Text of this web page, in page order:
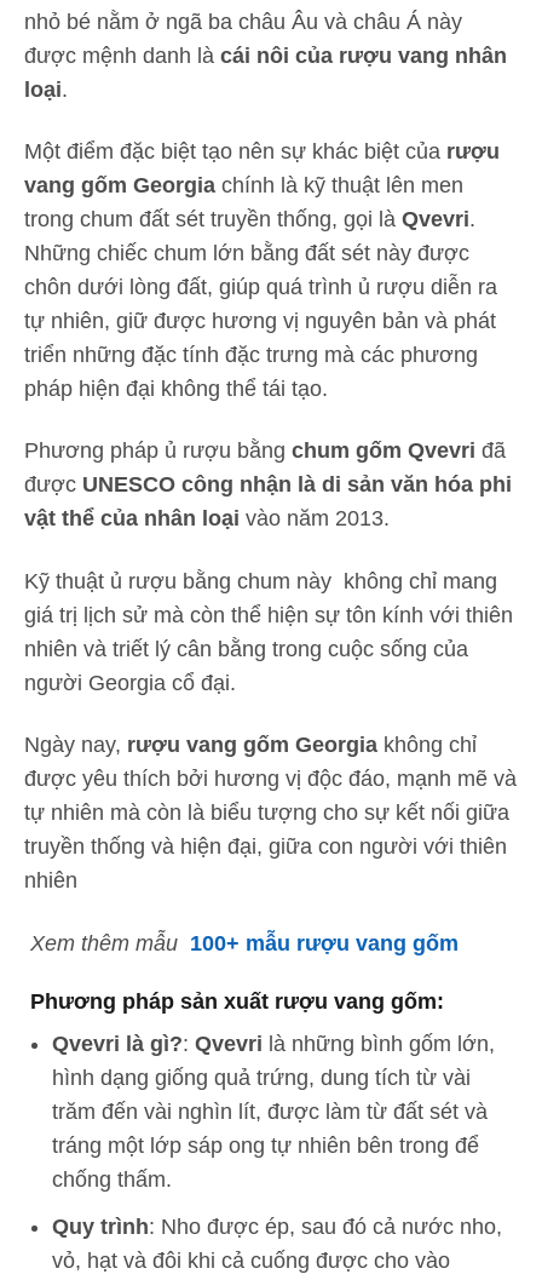
nhỏ bé nằm ở ngã ba châu Âu và châu Á này
được mệnh danh là cái nôi của rượu vang nhân
loại.
Một điểm đặc biệt tạo nên sự khác biệt của rượu
vang gốm Georgia chính là kỹ thuật lên men
trong chum đất sét truyền thống, gọi là Qvevri.
Những chiếc chum lớn bằng đất sét này được
chôn dưới lòng đất, giúp quá trình ủ rượu diễn ra
tự nhiên, giữ được hương vị nguyên bản và phát
triển những đặc tính đặc trưng mà các phương
pháp hiện đại không thể tái tạo.
Phương pháp ủ rượu bằng chum gốm Qvevri đã
được UNESCO công nhận là di sản văn hóa phi
vật thể của nhân loại vào năm 2013.
Kỹ thuật ủ rượu bằng chum này không chỉ mang
giá trị lịch sử mà còn thể hiện sự tôn kính với thiên
nhiên và triết lý cân bằng trong cuộc sống của
người Georgia cổ đại.
Ngày nay, rượu vang gốm Georgia không chỉ
được yêu thích bởi hương vị độc đáo, mạnh mẽ và
tự nhiên mà còn là biểu tượng cho sự kết nối giữa
truyền thống và hiện đại, giữa con người với thiên
nhiên
Xem thêm mẫu 100+ mẫu rượu vang gốm
Phương pháp sản xuất rượu vang gốm:
Qvevri là gì?:Qvevri là những bình gốm lớn,
hình dạng giống quả trứng, dung tích từ vài
trăm đến vài nghìn lít, được làm từ đất sét và
tráng một lớp sáp ong tự nhiên bên trong để
chống thấm.
Quy trình: Nho được ép, sau đó cả nước nho,
vỏ, hạt và đôi khi cả cuống được cho vào